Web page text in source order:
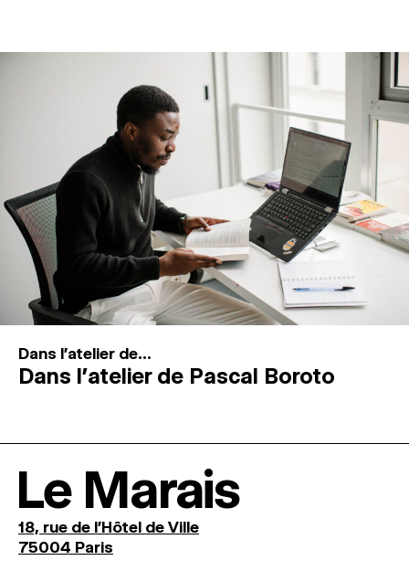
Dans l'atelier de...
Dans l’atelier de Pascal Boroto
Le Marais
18, rue de l'Hôtel de Ville
75004 Paris